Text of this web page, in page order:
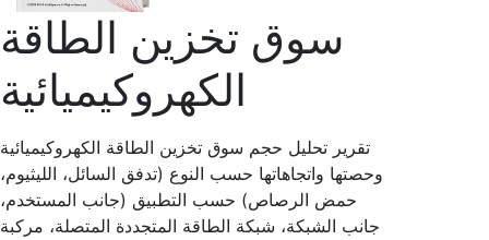
سوق تخزين الطاقة
الكهروكيميائية
تقرير تحليل حجم سوق تخزين الطاقة الكهروكيميائية
وحصتها واتجاهاتها حسب النوع (تدفق السائل، الليثيوم،
حمض الرصاص) حسب التطبيق (جانب المستخدم،
جانب الشبكة، شبكة الطاقة المتجددة المتصلة، مركبة